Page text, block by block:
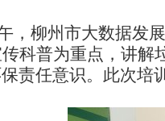
，柳州市大数据发
科普为重点，讲解
责任意识。此次培